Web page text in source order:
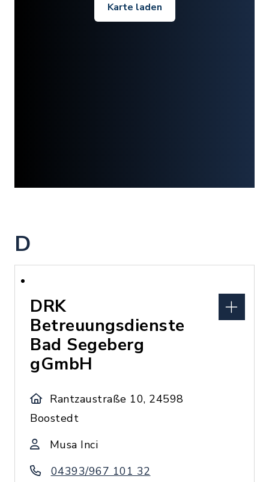
Karte laden
D
DRK
Betreuungsdienste
Bad Segeberg
gGmbH
Rantzaustraße 10, 24598
Boostedt
Musa Inci
04393/967 101 32